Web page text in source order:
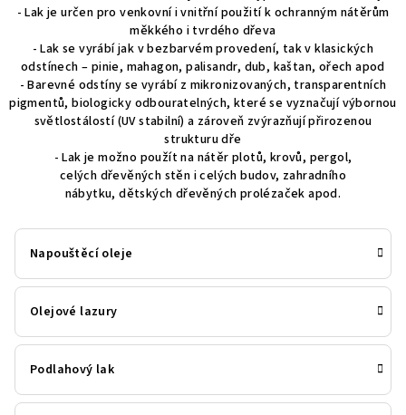
- Lak je určen pro venkovní i vnitřní použití k ochranným nátěrům
měkkého i tvrdého dřeva
- Lak se vyrábí jak v bezbarvém provedení, tak v klasických
odstínech – pinie, mahagon, palisandr, dub, kaštan, ořech apod
- Barevné odstíny se vyrábí z mikronizovaných, transparentních
pigmentů, biologicky odbouratelných, které se vyznačují výbornou
světlostálostí (UV stabilní) a zároveň zvýrazňují přirozenou
strukturu dře
- Lak je možno použít na nátěr plotů, krovů, pergol,
celých dřevěných stěn i celých budov, zahradního
nábytku, dětských dřevěných prolézaček apod.
Napouštěcí oleje
Olejové lazury
Podlahový lak